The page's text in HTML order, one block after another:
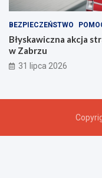
BEZPIECZEŃSTWO
Błyskawiczna akcja
w Zabrzu
31 lipca 2026